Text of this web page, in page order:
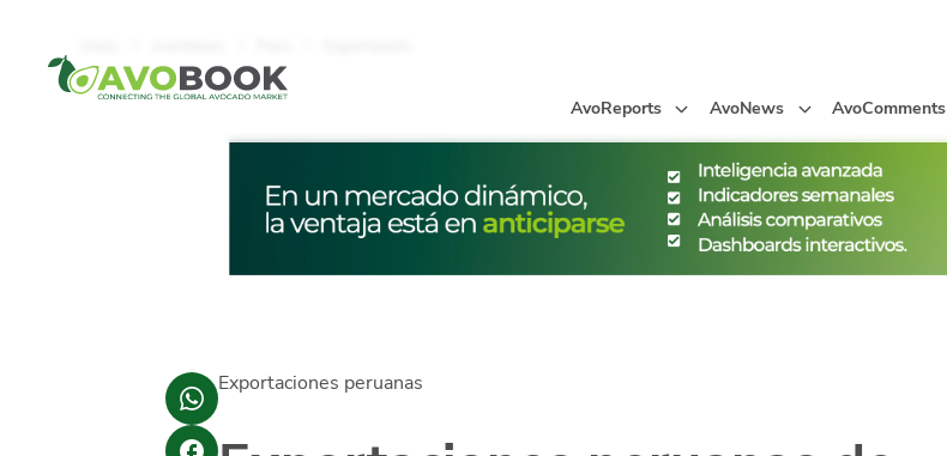
AvoReports
AvoNews AvoComments
Exportaciones peruanas